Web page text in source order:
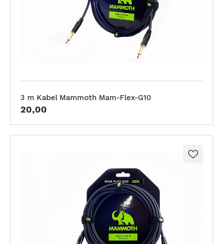
3 m Kabel Mammoth Mam-Flex-G10
20,00